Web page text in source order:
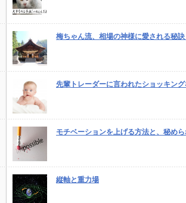
梅ちゃん流、相場の神様に愛される秘訣
先輩トレーダーに言われたショッキン
モチベーションを上げる方法と、秘め
縦軸と重力場